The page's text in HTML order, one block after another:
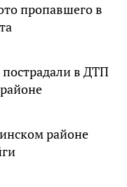
пропавшего в
пострадали в ДТП
районе